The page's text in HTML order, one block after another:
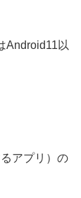
Android11以
アプリ）の